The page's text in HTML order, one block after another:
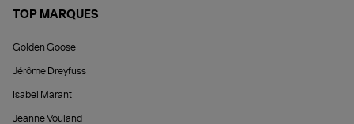
TOP MARQUES
Golden Goose
Jérôme Dreyfuss
Isabel Marant
Jeanne Vouland